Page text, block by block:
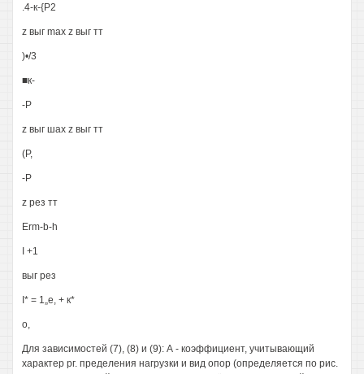
.4-к-{Р2
z выг max z выг тт
)•/3
■к-
-Р
z выг шах z выг тт
(Р,
-Р
z рез тт
Erm-b-h
I +1
выг рез
I* = 1„е, + к*
о,
Для зависимостей (7), (8) и (9): А - коэффициент, учитывающий
характер рг. пределения нагрузки и вид опор (определяется по рис.